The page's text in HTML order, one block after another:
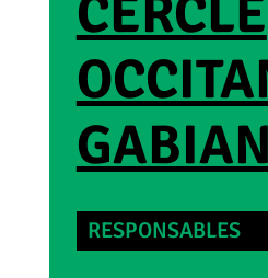
CÈRCLE
RESPONSABLES